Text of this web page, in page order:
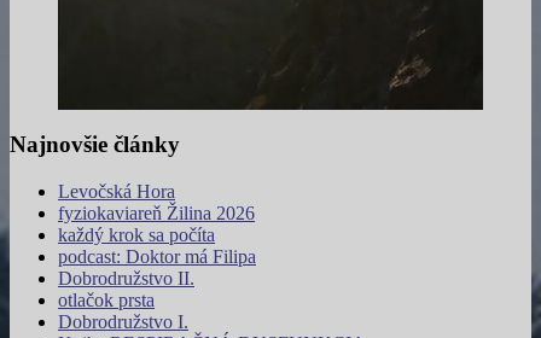
Najnovšie články
Levočská Hora
fyziokaviareň Žilina 2026
každý krok sa počíta
podcast: Doktor má Filipa
Dobrodružstvo II.
otlačok prsta
Dobrodružstvo I.